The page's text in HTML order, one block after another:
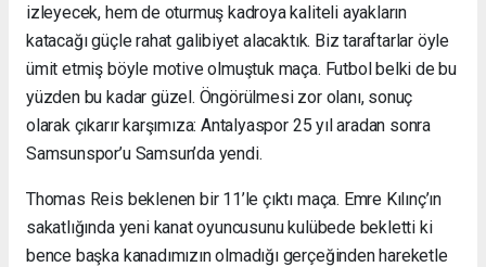
izleyecek, hem de oturmuş kadroya kaliteli ayakların
katacağı güçle rahat galibiyet alacaktık. Biz taraftarlar öyle
ümit etmiş böyle motive olmuştuk maça. Futbol belki de bu
yüzden bu kadar güzel. Öngörülmesi zor olanı, sonuç
olarak çıkarır karşımıza: Antalyaspor 25 yıl aradan sonra
Samsunspor’u Samsun’da yendi.
Thomas Reis beklenen bir 11’le çıktı maça. Emre Kılınç’ın
sakatlığında yeni kanat oyuncusunu kulübede bekletti ki
bence başka kanadımızın olmadığı gerçeğinden hareketle